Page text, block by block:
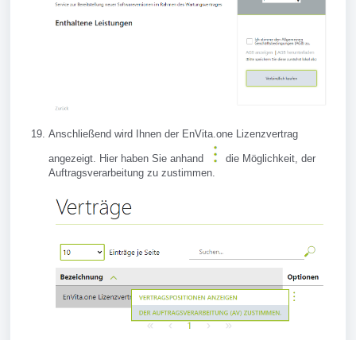
Anschließend wird Ihnen der EnVita.one Lizenzvertrag
angezeigt. Hier haben Sie anhand
die Möglichkeit, der
Auftragsverarbeitung zu zustimmen.